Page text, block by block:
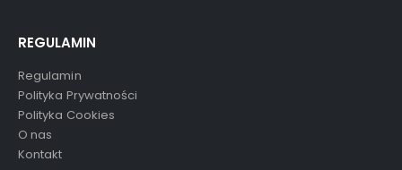
REGULAMIN
Regulamin
Polityka Prywatności
Polityka Cookies
O nas
Kontakt